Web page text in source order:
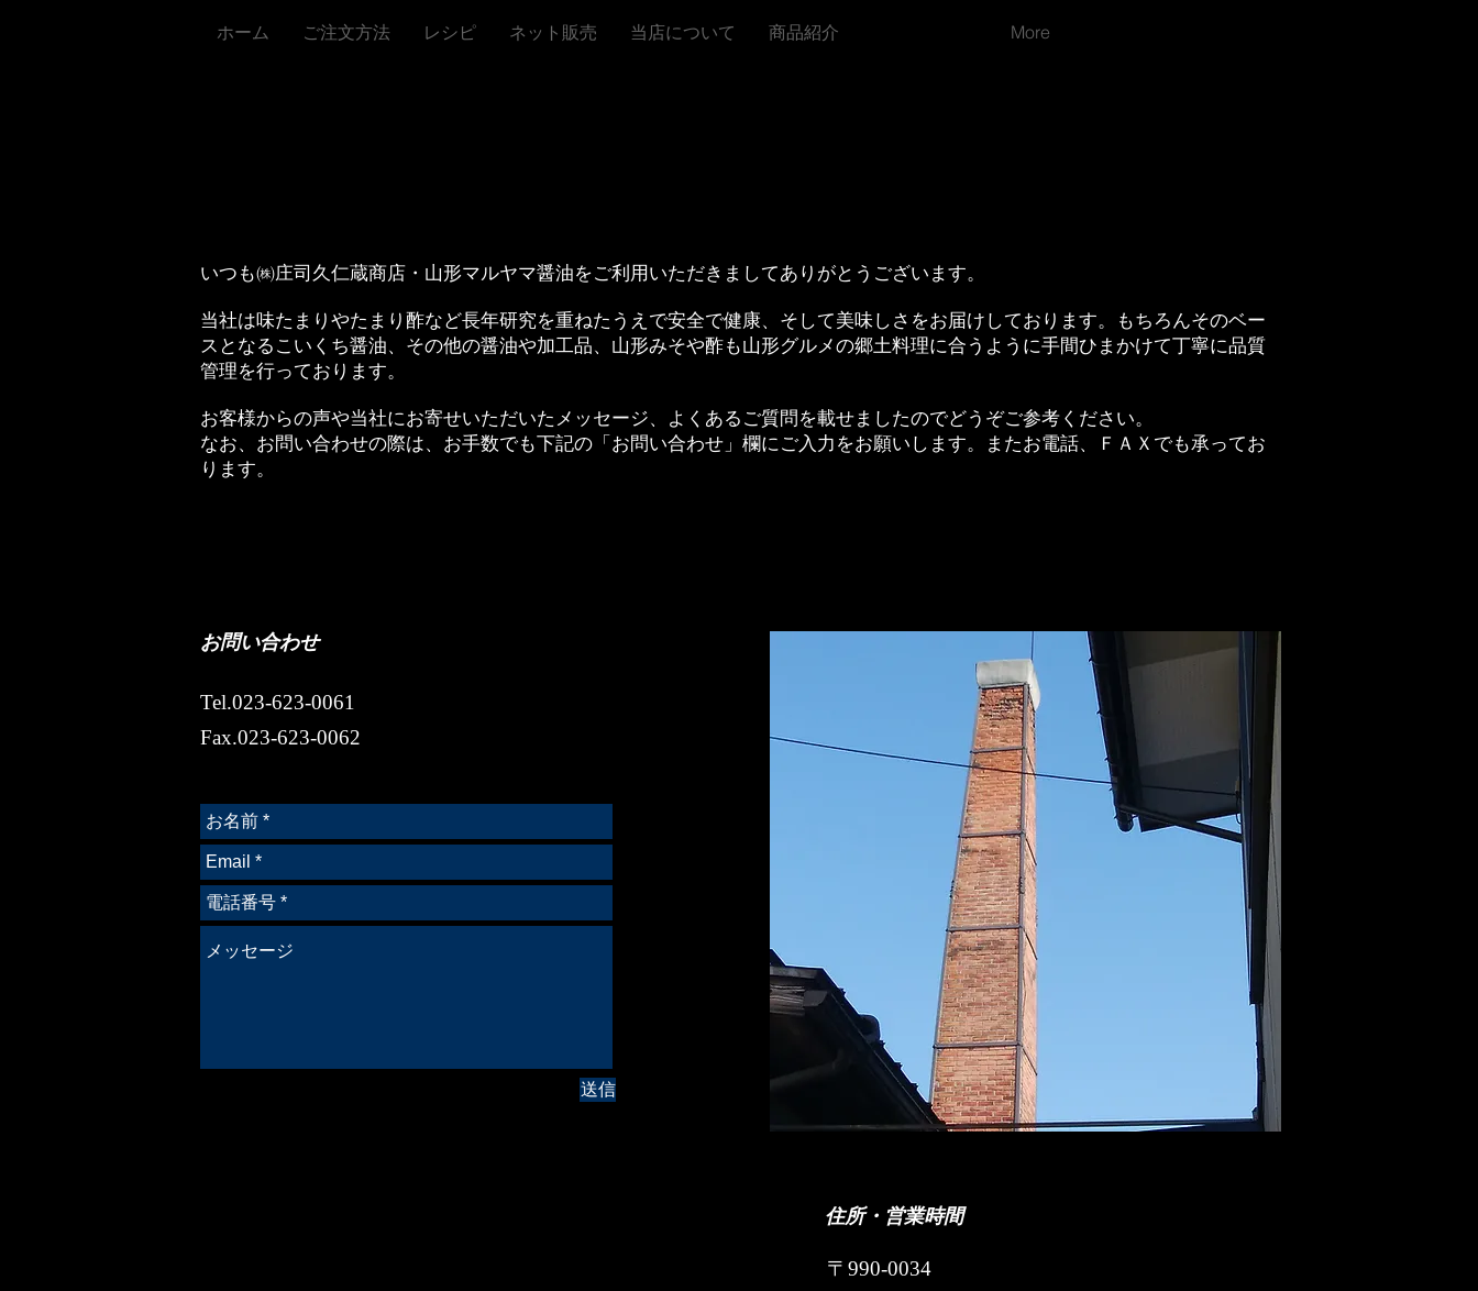
ホーム ご注文方法 レシピ ネット販売 当店について 商品紹介 More
いつも㈱庄司久仁蔵商店・山形マルヤマ醤油をご利用いただきましてありがとうございます。
当社は味たまりやたまり酢など長年研究を重ねたうえで安全で健康、そして美味しさをお届けしております。もちろんそのベー
スとなるこいくち醤油、その他の醤油や加工品、山形みそや酢も山形グルメの郷土料理に合うように手間ひまかけて丁寧に品質
管理を行っております。
お客様からの声や当社にお寄せいただいたメッセージ、よくあるご質問を載せましたのでどうぞご参考ください。
なお、お問い合わせの際は、お手数でも下記の「お問い合わせ」欄にご入力をお願いします。またお電話、ＦＡＸでも承ってお
ります。
お問い合わせ
Tel.023-623-0061
Fax.023-623-0062
送信
住所・​営業時間
〒990-0034